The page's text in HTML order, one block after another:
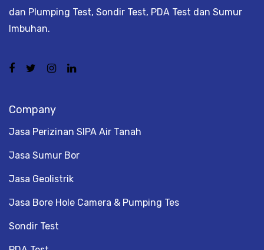
dan Plumping Test, Sondir Test, PDA Test dan Sumur
Imbuhan.
Company
Jasa Perizinan SIPA Air Tanah
Jasa Sumur Bor
Jasa Geolistrik
Jasa Bore Hole Camera & Pumping Tes
Sondir Test